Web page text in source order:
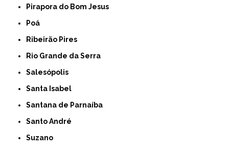
Pirapora do Bom Jesus
Poá
Ribeirão Pires
Rio Grande da Serra
Salesópolis
Santa Isabel
Santana de Parnaíba
Santo André
Suzano